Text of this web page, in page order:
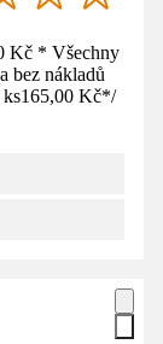
Kč * Všechny
bez nákladů
ks165,00 Kč*/